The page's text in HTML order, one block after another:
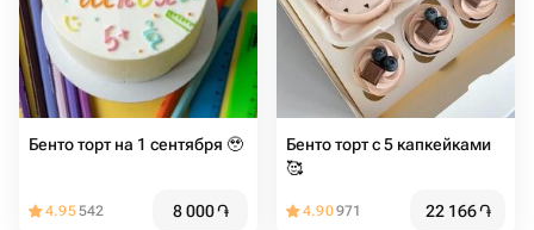
Бенто торт на 1 сентября 🥹
4.95542 8 000֏
Бенто торт с 5 капкейками
🥰
4.90971 22 166֏